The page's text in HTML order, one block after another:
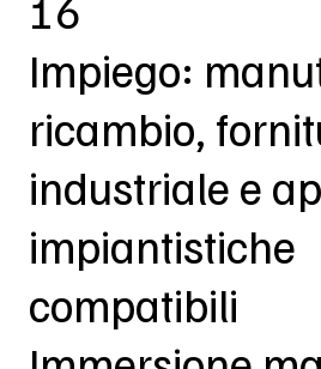
Impiego:
ricambio,
industriale e
impiantistiche
compatibili